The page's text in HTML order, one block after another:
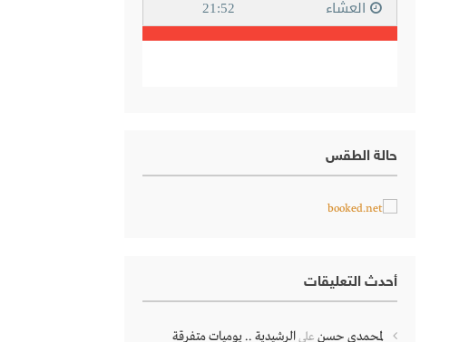
حالة الطقس
أحدث التعليقات
لمحمدي حسن علىالرشيدية .. يوميات متفرقة